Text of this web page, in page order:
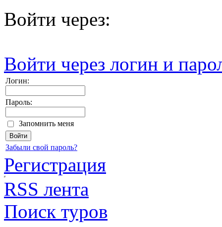
Войти через:
Войти через логин и
Логин:
Пароль:
Запомнить меня
Забыли свой пароль?
Регистрация
RSS лента
Поиск туров